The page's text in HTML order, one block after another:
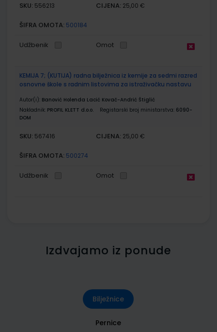
SKU: 556213 CIJENA: 25,00 €
ŠIFRA OMOTA: 500184
Udžbenik Omot
KEMIJA 7; (KUTIJA) radna bilježnica iz kemije za sedmi razred
osnovne škole s radnim listovima za istraživačku nastavu
Autor(i): Banović Holenda Lacić Kovač-Andrić Štiglić
Nakladnik: PROFIL KLETT d.o.o. Registarski broj ministarstva: 6090-
DOM
SKU: 567416 CIJENA: 25,00 €
ŠIFRA OMOTA: 500274
Udžbenik Omot
Izdvajamo iz ponude
Bilježnice
Pernice